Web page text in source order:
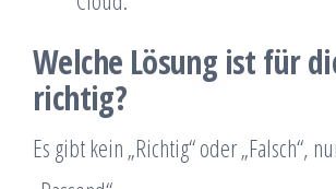
Welche Lösung ist für
richtig?
Es gibt kein „Richtig“ oder „Falsch“,